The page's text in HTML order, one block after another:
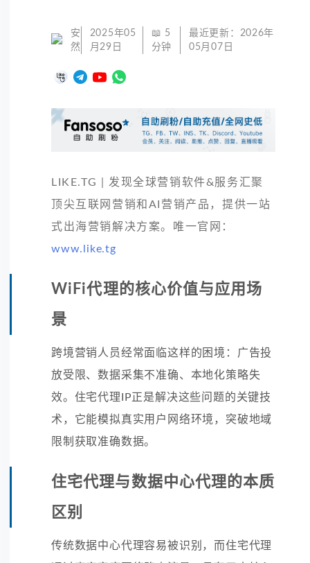
安
然
2025年05
月29日
📖 5
分钟
最近更新： 2026年
05月07日
LIKE.TG | 发现全球营销软件&服务汇聚
顶尖互联网营销和AI营销产品，提供一站
式出海营销解决方案。唯一官网：
www.like.tg
WiFi代理的核心价值与应用场
景
跨境营销人员经常面临这样的困境：广告投
放受限、数据采集不准确、本地化策略失
效。住宅代理IP正是解决这些问题的关键技
术，它能模拟真实用户网络环境，突破地域
限制获取准确数据。
住宅代理与数据中心代理的本质
区别
传统数据中心代理容易被识别，而住宅代理